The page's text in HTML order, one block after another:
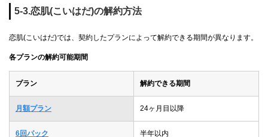
5-3.恋肌(こいはだ)の解約方法
恋肌(こいはだ)では、契約したプランによって解約できる期間が異なります。
各プランの解約可能期間
プラン 解約できる期間
月額プラン 24ヶ月目以降
6回パック 半年以内